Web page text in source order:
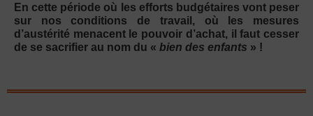
En cette période où les efforts budgétaires vont peser
sur nos conditions de travail, où les mesures
d’austérité menacent le pouvoir d’achat, il faut cesser
de se sacrifier au nom du « bien des enfants » !